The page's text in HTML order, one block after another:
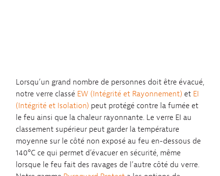
Lorsqu’un grand nombre de personnes doit être évacué,
notre verre classé EW (Intégrité et Rayonnement) et EI
(Intégrité et Isolation) peut protégé contre la fumée et
le feu ainsi que la chaleur rayonnante. Le verre EI au
classement supérieur peut garder la température
moyenne sur le côté non exposé au feu en-dessous de
140°C ce qui permet d’évacuer en sécurité, même
lorsque le feu fait des ravages de l’autre côté du verre.